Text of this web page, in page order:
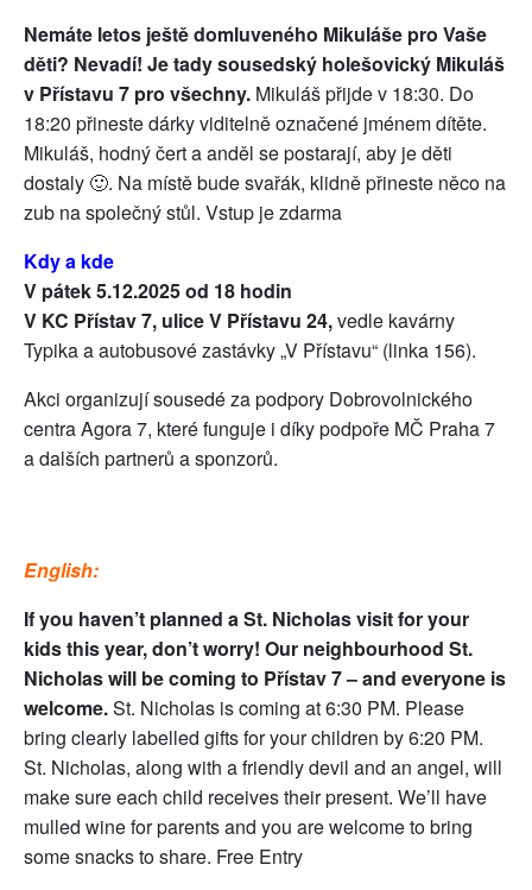
Nemáte letos ještě domluveného Mikuláše pro Vaše
děti? Nevadí! Je tady sousedský holešovický Mikuláš
v Přístavu 7 pro všechny. Mikuláš přijde v 18:30. Do
18:20 přineste dárky viditelně označené jménem dítěte.
Mikuláš, hodný čert a anděl se postarají, aby je děti
dostaly 🙂. Na místě bude svařák, klidně přineste něco na
zub na společný stůl. Vstup je zdarma
Kdy a kde
V pátek 5.12.2025 od 18 hodin
V KC Přístav 7, ulice V Přístavu 24,vedle kavárny
Typika a autobusové zastávky „V Přístavu“ (linka 156).
Akci organizují sousedé za podpory Dobrovolnického
centra Agora 7, které funguje i díky podpoře MČ Praha 7
a dalších partnerů a sponzorů.
English:
If you haven’t planned a St. Nicholas visit for your
kids this year, don’t worry! Our neighbourhood St.
Nicholas will be coming to Přístav 7 – and everyone is
welcome.St. Nicholas is coming at 6:30 PM. Please
bring clearly labelled gifts for your children by 6:20 PM.
St. Nicholas, along with a friendly devil and an angel, will
make sure each child receives their present. We’ll have
mulled wine for parents and you are welcome to bring
some snacks to share. Free Entry